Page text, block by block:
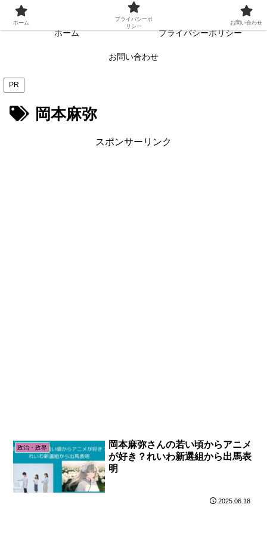
常に読者目線・読者ファーストを目指す!!
ホーム プライバシーポリシー
お問い合わせ
PR
岡本麻弥
スポンサーリンク
政治・政界
岡本麻弥さんの若い頃からアニメ
が好き？れいわ新選組から出馬表
明
2025.06.18
ホーム
プライバシーポ
リシー
お問い合わせ